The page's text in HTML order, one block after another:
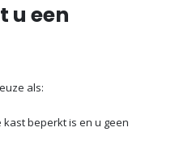
u een
als:
beperkt is en u geen